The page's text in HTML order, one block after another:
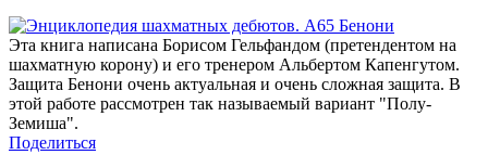
Эта книга написана Борисом Гельфандом (претендентом на
шахматную корону) и его тренером Альбертом Капенгутом.
Защита Бенони очень актуальная и очень сложная защита. В
этой работе рассмотрен так называемый вариант "Полу-
Земиша".
Поделиться